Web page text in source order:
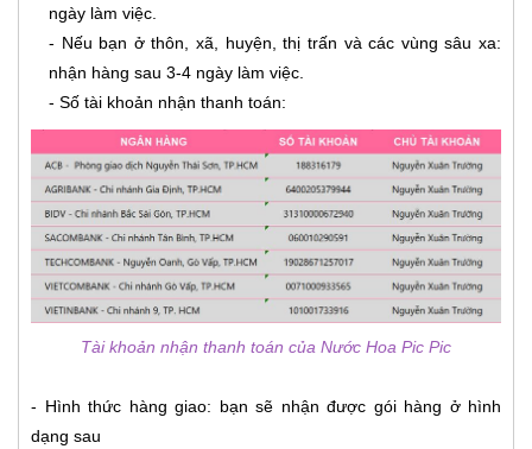
ngày làm việc.
- Nếu bạn ở thôn, xã, huyện, thị trấn và các vùng sâu xa:
nhận hàng sau 3-4 ngày làm việc.
- Số tài khoản nhận thanh toán:
Tài khoản nhận thanh toán của Nước Hoa Pic Pic
- Hình thức hàng giao: bạn sẽ nhận được gói hàng ở hình
dạng sau